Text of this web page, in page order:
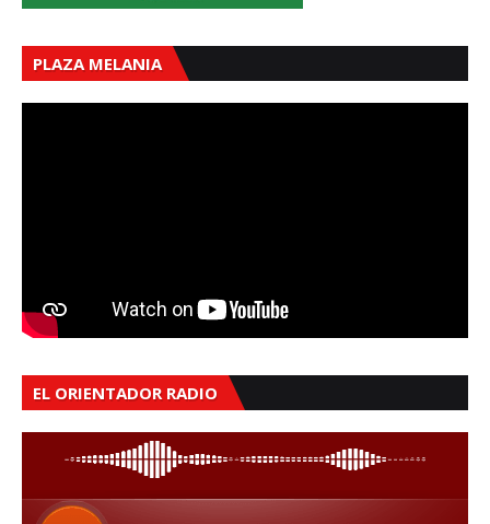
PLAZA MELANIA
EL ORIENTADOR RADIO